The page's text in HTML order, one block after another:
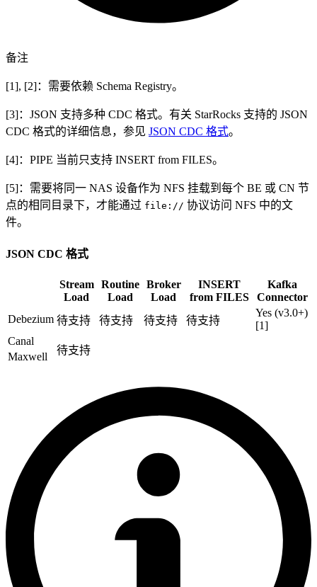
备注
[1], [2]：需要依赖 Schema Registry。
[3]：JSON 支持多种 CDC 格式。有关 StarRocks 支持的 JSON
CDC 格式的详细信息，参见 JSON CDC 格式。
[4]：PIPE 当前只支持 INSERT from FILES。
[5]：需要将同一 NAS 设备作为 NFS 挂载到每个 BE 或 CN 节
点的相同目录下，才能通过 file:// 协议访问 NFS 中的文
件。
JSON CDC 格式
Stream
Load
Routine
Load
Broker
Load
INSERT
from FILES
Kafka
Connector
Debezium 待支持 待支持 待支持 待支持
Yes (v3.0+)
[1]
Canal
待支持
Maxwell